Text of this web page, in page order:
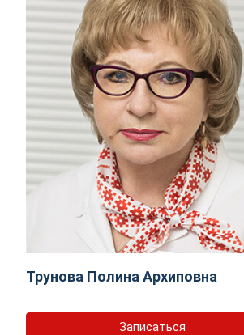
Трунова Полина Архиповна
Записаться